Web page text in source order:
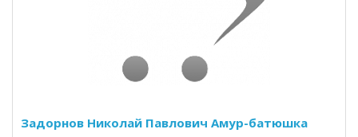
Задорнов Николай Павлович Амур-батюшка